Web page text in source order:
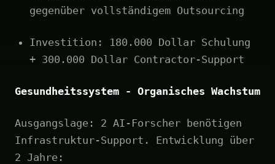
gegenüber vollständigem Outsourcing
Investition: 180.000 Dollar Schulung
+ 300.000 Dollar Contractor-Support
Gesundheitssystem - Organisches Wachstum
Ausgangslage: 2 AI-Forscher benötigen
Infrastruktur-Support. Entwicklung über
2 Jahre: